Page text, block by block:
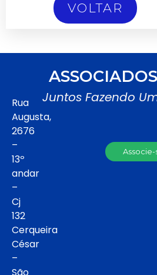
VOLTAR
Rua
Augusta,
2676
–
13º
andar
–
Cj
132
Cerqueira
César
–
Juntos Fazendo
Associe-